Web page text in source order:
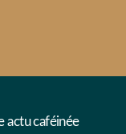
actu caféinée